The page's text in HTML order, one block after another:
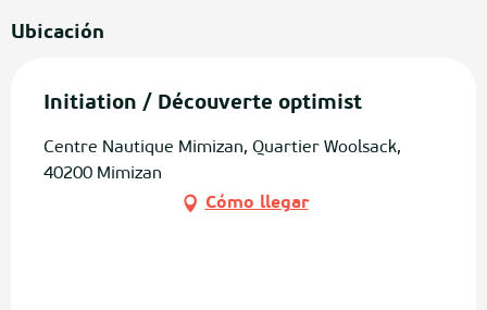
Ubicación
Initiation / Découverte optimist
Centre Nautique Mimizan, Quartier Woolsack,
40200 Mimizan
Cómo llegar